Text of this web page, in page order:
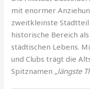
mit enormer
zweitkleinste
historische Bereich
städtischen Lebens.
und Clubs trägt die
Spitznamen „längste